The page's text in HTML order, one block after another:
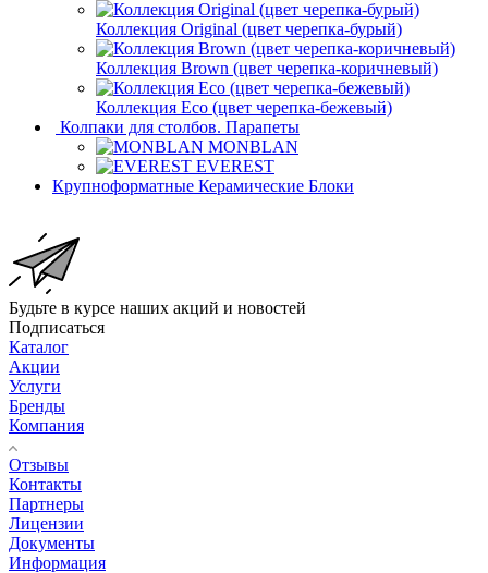
Коллекция Original (цвет черепка-бурый)
Коллекция Brown (цвет черепка-коричневый)
Коллекция Eco (цвет черепка-бежевый)
Колпаки для столбов. Парапеты
MONBLAN
EVEREST
Крупноформатные Керамические Блоки
Будьте в курсе наших акций и новостей
Подписаться
Каталог
Акции
Услуги
Бренды
Компания
Отзывы
Контакты
Партнеры
Лицензии
Документы
Информация